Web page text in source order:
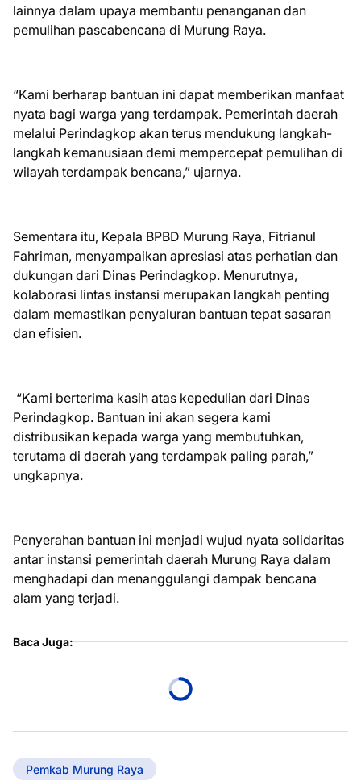
lainnya dalam upaya membantu penanganan dan
pemulihan pascabencana di Murung Raya.
“Kami berharap bantuan ini dapat memberikan manfaat
nyata bagi warga yang terdampak. Pemerintah daerah
melalui Perindagkop akan terus mendukung langkah-
langkah kemanusiaan demi mempercepat pemulihan di
wilayah terdampak bencana,” ujarnya.
Sementara itu, Kepala BPBD Murung Raya, Fitrianul
Fahriman, menyampaikan apresiasi atas perhatian dan
dukungan dari Dinas Perindagkop. Menurutnya,
kolaborasi lintas instansi merupakan langkah penting
dalam memastikan penyaluran bantuan tepat sasaran
dan efisien.
“Kami berterima kasih atas kepedulian dari Dinas
Perindagkop. Bantuan ini akan segera kami
distribusikan kepada warga yang membutuhkan,
terutama di daerah yang terdampak paling parah,”
ungkapnya.
Penyerahan bantuan ini menjadi wujud nyata solidaritas
antar instansi pemerintah daerah Murung Raya dalam
menghadapi dan menanggulangi dampak bencana
alam yang terjadi.
Baca Juga:
Pemkab Murung Raya